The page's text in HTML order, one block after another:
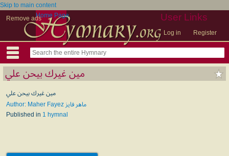
Skip to main content
Remove ads
User Links
Log in Register
Home Page
مين غيرك بيحن علي
مين غيرك بيحن علي
Author: Maher Fayez ماهر فايز
Published in 1 hymnal